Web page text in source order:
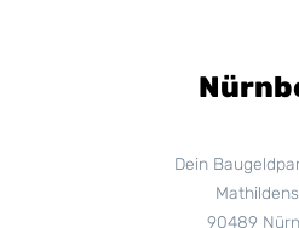
Dein
90489